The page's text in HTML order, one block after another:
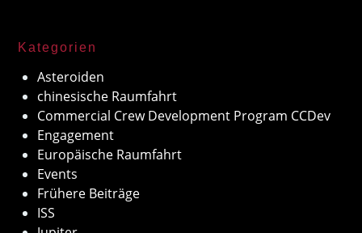
Kategorien
Asteroiden
chinesische Raumfahrt
Commercial Crew Development Program CCDev
Engagement
Europäische Raumfahrt
Events
Frühere Beiträge
ISS